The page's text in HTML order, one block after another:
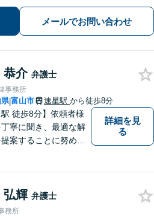
メールでお問い合わせ
恭介 弁護士
事務所
|富山市 速星駅 から徒歩8分
駅 徒歩8分】依頼者様
寧に聞き、最適な解
案することに努めて
詳細を見
る
弘輝 弁護士
務所